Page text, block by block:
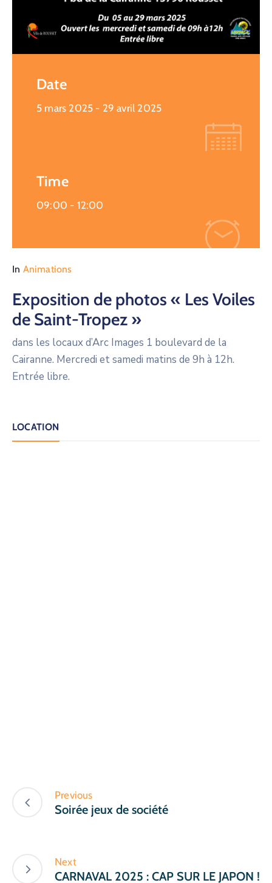
Date
5 mars 2025 - 29 avril 2025
Time
09:00 - 12:00
In Animations
Exposition de photos « Les Voiles
de Saint-Tropez »
dans les locaux d’Arc Images 1 boulevard de la
Cairanne. Mercredi et samedi matins de 9h à 12h.
Entrée libre.
LOCATION
Previous
Soirée jeux de société
Next
CARNAVAL 2025 : CAP SUR LE JAPON !